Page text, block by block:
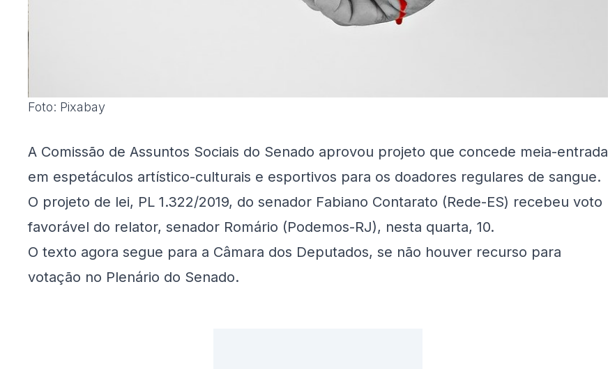
Foto: Pixabay
A Comissão de Assuntos Sociais do Senado aprovou projeto que concede meia-entrada
em espetáculos artístico-culturais e esportivos para os doadores regulares de sangue.
O projeto de lei, PL 1.322/2019, do senador Fabiano Contarato (Rede-ES) recebeu voto
favorável do relator, senador Romário (Podemos-RJ), nesta quarta, 10.
O texto agora segue para a Câmara dos Deputados, se não houver recurso para
votação no Plenário do Senado.